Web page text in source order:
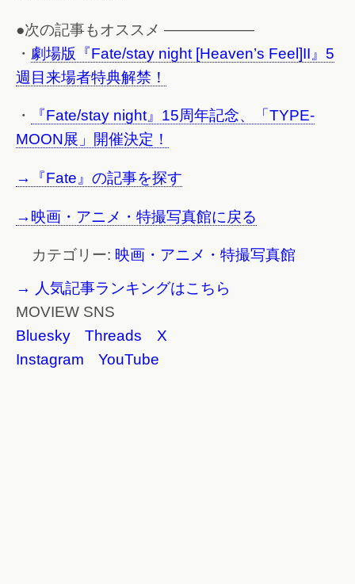
●次の記事もオススメ ——————
・ 劇場版『Fate/stay night [Heaven’s Feel]II』5
週目来場者特典解禁！
・
『Fate/stay night』15周年記念、「TYPE-
MOON展」開催決定！
→『Fate』の記事を探す
→映画・アニメ・特撮写真館に戻る
カテゴリー: 映画・アニメ・特撮写真館
→ 人気記事ランキングはこちら
MOVIEW SNS
Bluesky
Threads
X
Instagram
YouTube